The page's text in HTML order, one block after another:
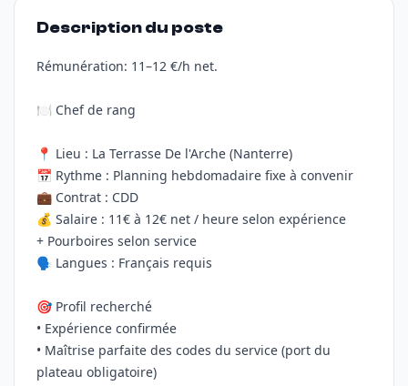
Description du poste
Rémunération: 11–12 €/h net.
🍽️ Chef de rang
📍 Lieu : La Terrasse De l'Arche (Nanterre)
📅 Rythme : Planning hebdomadaire fixe à convenir
💼 Contrat : CDD
💰 Salaire : 11€ à 12€ net / heure selon expérience
+ Pourboires selon service
🗣️ Langues : Français requis
🎯 Profil recherché
• Expérience confirmée
• Maîtrise parfaite des codes du service (port du
plateau obligatoire)